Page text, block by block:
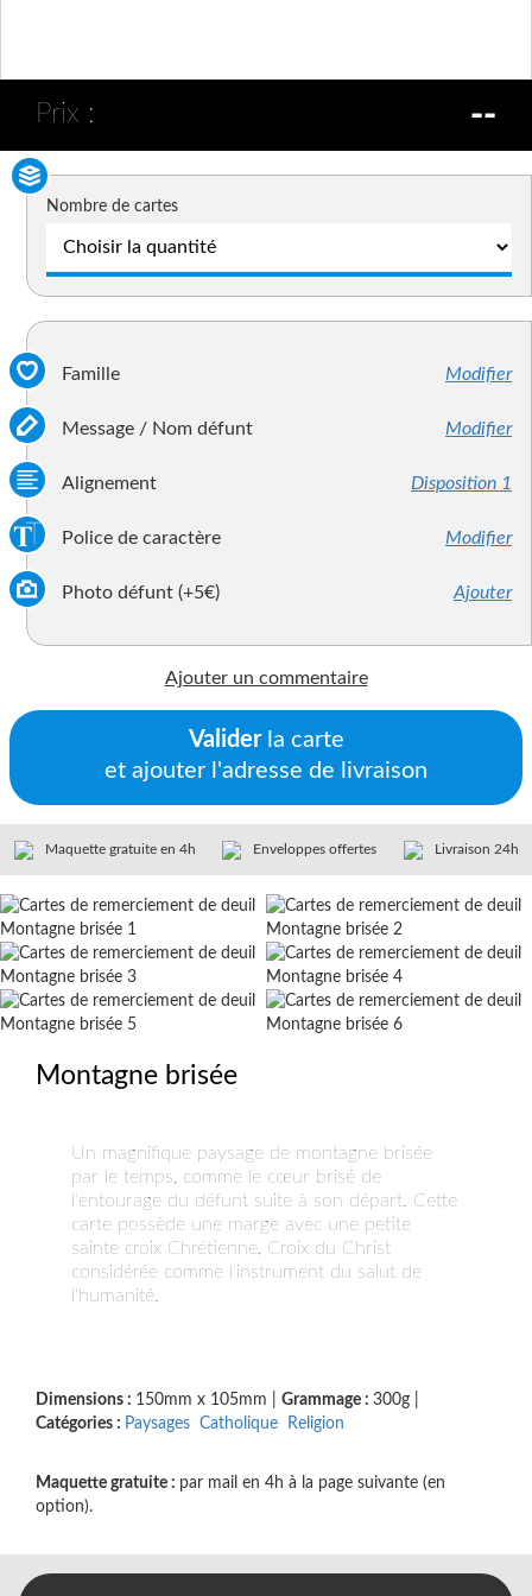
Prix : --
Nombre de cartes
Famille Modifier
Message / Nom défunt Modifier
Alignement Disposition 1
Police de caractère Modifier
Photo défunt (+5€) Ajouter
Ajouter un commentaire
Validerla carte
et ajouter l'adresse de livraison
Maquette gratuite en 4h Enveloppes offertes Livraison 24h
Montagne brisée
Un magnifique paysage de montagne brisée
par le temps, comme le cœur brisé de
l'entourage du défunt suite à son départ. Cette
carte possède une marge avec une petite
sainte croix Chrétienne, Croix du Christ
considérée comme l'instrument du salut de
l'humanité.
Dimensions : 150mm x 105mm Grammage : 300g
Catégories : Paysages Catholique Religion
Maquette gratuite : par mail en 4h à la page suivante (en
option).